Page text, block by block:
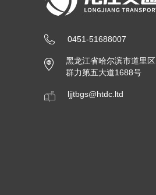
0451-51688007
黑龙江省哈尔滨市道里区
群力第五大道1688号
ljjtbgs@htdc.ltd